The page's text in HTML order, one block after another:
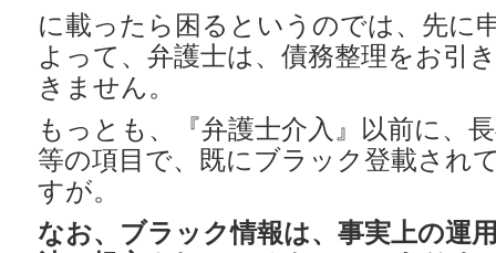
に載ったら困るというのでは、先に
よって、弁護士は、債務整理をお引
きません。
もっとも、『弁護士介入』以前に、
等の項目で、既にブラック登載され
すが。
なお、ブラック情報は、事実上の運